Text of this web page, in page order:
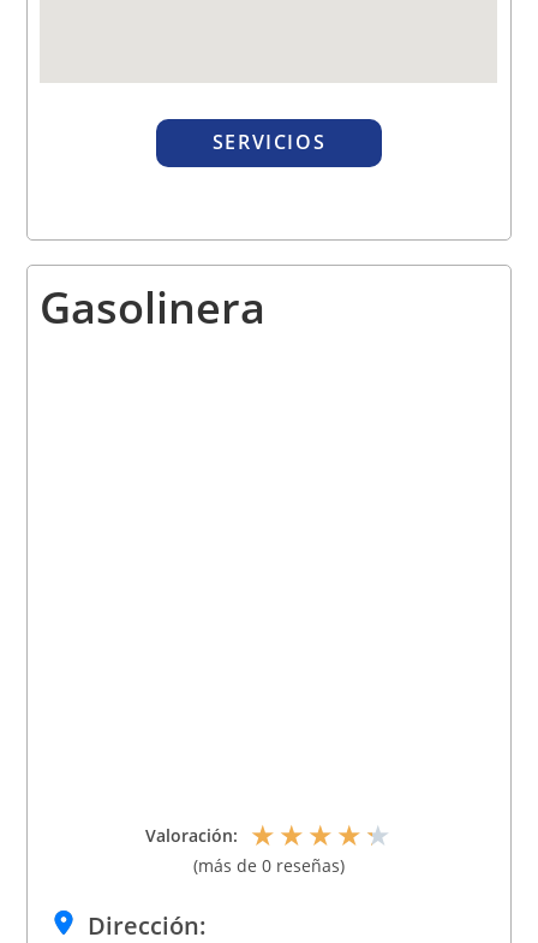
SERVICIOS
Gasolinera
Valoración: ★★★★★
(más de 0 reseñas)
Dirección: